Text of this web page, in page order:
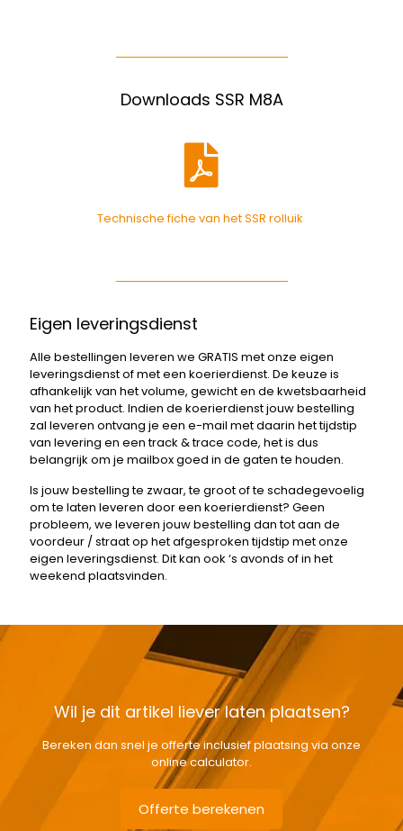
Downloads SSR M8A
Technische fiche van het SSR rolluik
Eigen leveringsdienst
Alle bestellingen leveren we GRATIS met onze eigen
leveringsdienst of met een koerierdienst. De keuze is
afhankelijk van het volume, gewicht en de kwetsbaarheid
van het product. Indien de koerierdienst jouw bestelling
zal leveren ontvang je een e-mail met daarin het tijdstip
van levering en een track & trace code, het is dus
belangrijk om je mailbox goed in de gaten te houden.
Is jouw bestelling te zwaar, te groot of te schadegevoelig
om te laten leveren door een koerierdienst? Geen
probleem, we leveren jouw bestelling dan tot aan de
voordeur / straat op het afgesproken tijdstip met onze
eigen leveringsdienst. Dit kan ook ‘s avonds of in het
weekend plaatsvinden.
Wil je dit artikel liever laten plaatsen?
Bereken dan snel je offerte inclusief plaatsing via onze
online calculator.
Offerte berekenen